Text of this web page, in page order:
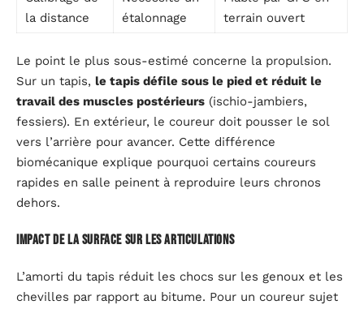
la distance
étalonnage
terrain ouvert
Le point le plus sous-estimé concerne la propulsion.
Sur un tapis, le tapis défile sous le pied et réduit le
travail des muscles postérieurs (ischio-jambiers,
fessiers). En extérieur, le coureur doit pousser le sol
vers l’arrière pour avancer. Cette différence
biomécanique explique pourquoi certains coureurs
rapides en salle peinent à reproduire leurs chronos
dehors.
Impact de la surface sur les articulations
L’amorti du tapis réduit les chocs sur les genoux et les
chevilles par rapport au bitume. Pour un coureur sujet